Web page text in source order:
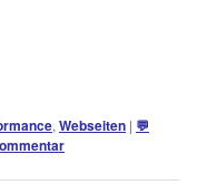
,Webseiten | 💬